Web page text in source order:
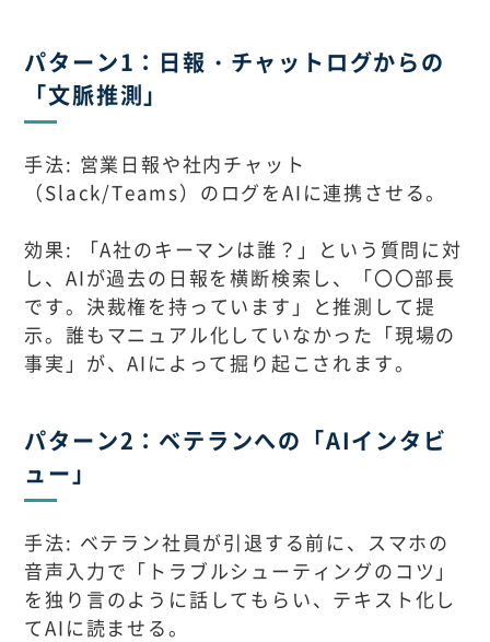
パターン1：日報・チャットログからの
「文脈推測」
手法: 営業日報や社内チャット
（Slack/Teams）のログをAIに連携させる。
効果: 「A社のキーマンは誰？」という質問に対
し、AIが過去の日報を横断検索し、「〇〇部長
です。決裁権を持っています」と推測して提
示。誰もマニュアル化していなかった「現場の
事実」が、AIによって掘り起こされます。
パターン2：ベテランへの「AIインタビ
ュー」
手法: ベテラン社員が引退する前に、スマホの
音声入力で「トラブルシューティングのコツ」
を独り言のように話してもらい、テキスト化し
てAIに読ませる。